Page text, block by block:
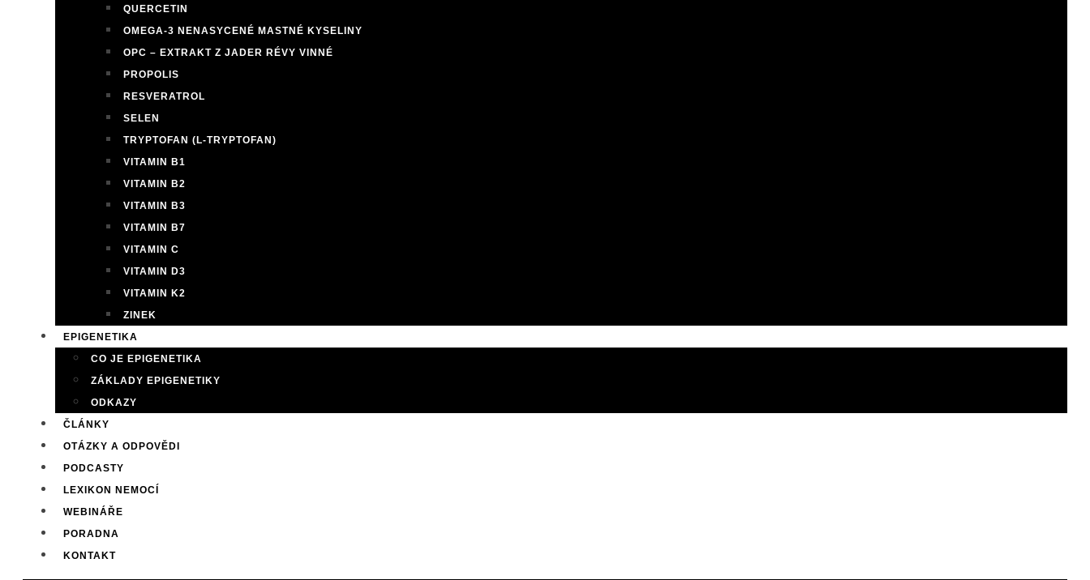
QUERCETIN
OMEGA-3 NENASYCENÉ MASTNÉ KYSELINY
OPC – EXTRAKT Z JADER RÉVY VINNÉ
PROPOLIS
RESVERATROL
SELEN
TRYPTOFAN (L-TRYPTOFAN)
VITAMIN B1
VITAMIN B2
VITAMIN B3
VITAMIN B7
VITAMIN C
VITAMIN D3
VITAMIN K2
ZINEK
EPIGENETIKA
CO JE EPIGENETIKA
ZÁKLADY EPIGENETIKY
ODKAZY
ČLÁNKY
OTÁZKY A ODPOVĚDI
PODCASTY
LEXIKON NEMOCÍ
WEBINÁŘE
PORADNA
KONTAKT